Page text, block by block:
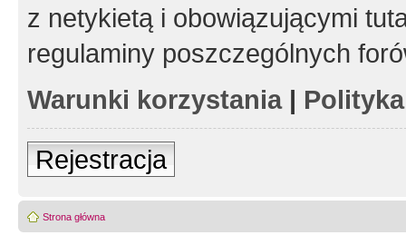
z netykietą i obowiązującymi
regulaminy poszczególnych
Warunki korzystania|
Rejestracja
Strona główna